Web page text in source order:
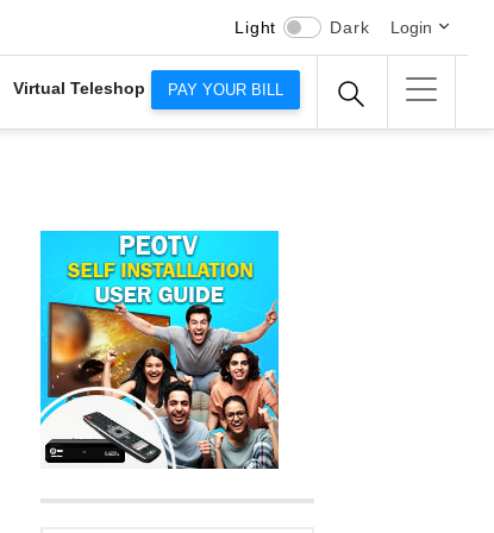
Virtual Teleshop
Light Dark Login
PAY YOUR BILL